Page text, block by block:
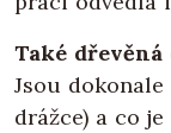
Také
Jsou
drážce) a co